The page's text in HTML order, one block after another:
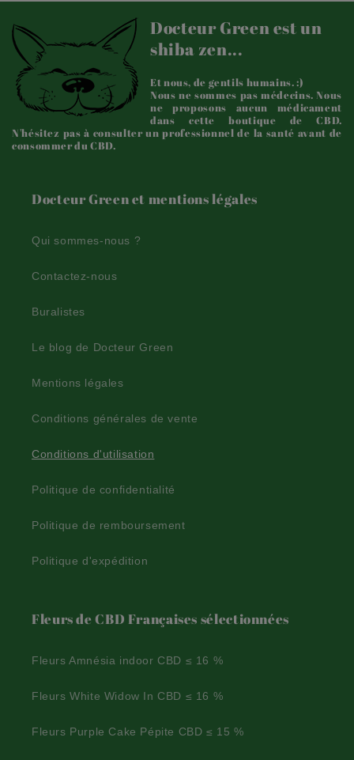
Docteur Green est un
shiba zen...
Et nous, de gentils humains. :)
Nous ne sommes pas médecins. Nous
ne proposons aucun médicament
dans cette boutique de CBD.
N'hésitez pas à consulter un professionnel de la santé avant de
consommer du CBD.
Docteur Green et mentions légales
Qui sommes-nous ?
Contactez-nous
Buralistes
Le blog de Docteur Green
Mentions légales
Conditions générales de vente
Conditions d'utilisation
Politique de confidentialité
Politique de remboursement
Politique d'expédition
Fleurs de CBD Françaises sélectionnées
Fleurs Amnésia indoor CBD ≤ 16 %
Fleurs White Widow In CBD ≤ 16 %
Fleurs Purple Cake Pépite CBD ≤ 15 %